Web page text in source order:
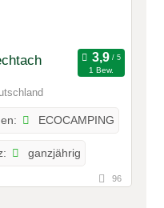
1 Bew.
ECOCAMPING
ganzjährig
96